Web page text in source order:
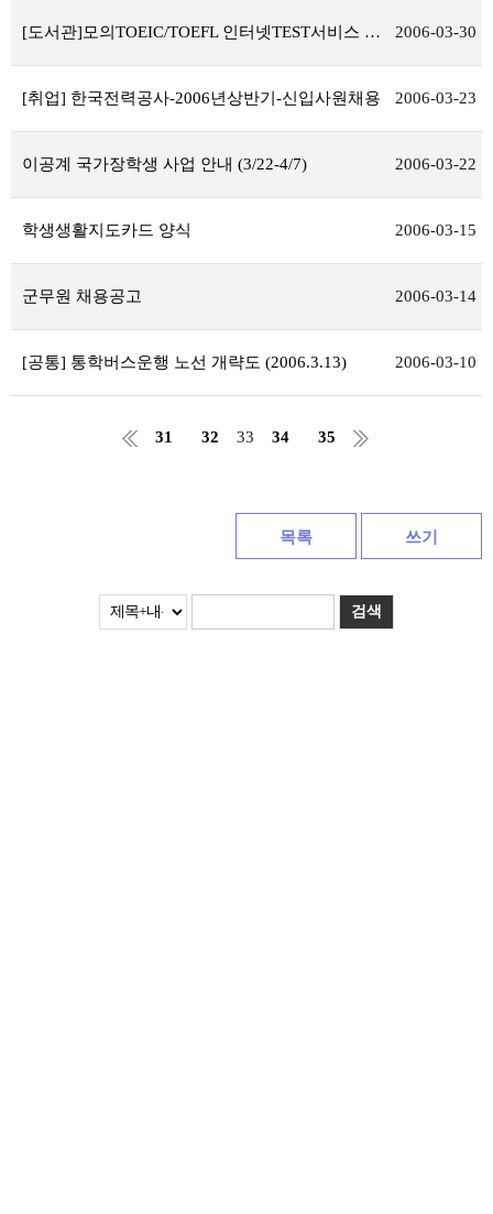
[도서관]모의TOEIC/TOEFL 인터넷TEST서비스 실시 2006-03-30
[취업] 한국전력공사-2006년상반기-신입사원채용 2006-03-23
이공계 국가장학생 사업 안내 (3/22-4/7) 2006-03-22
학생생활지도카드 양식 2006-03-15
군무원 채용공고 2006-03-14
[공통] 통학버스운행 노선 개략도 (2006.3.13) 2006-03-10
31 32 33 34 35
목록 쓰기
검색